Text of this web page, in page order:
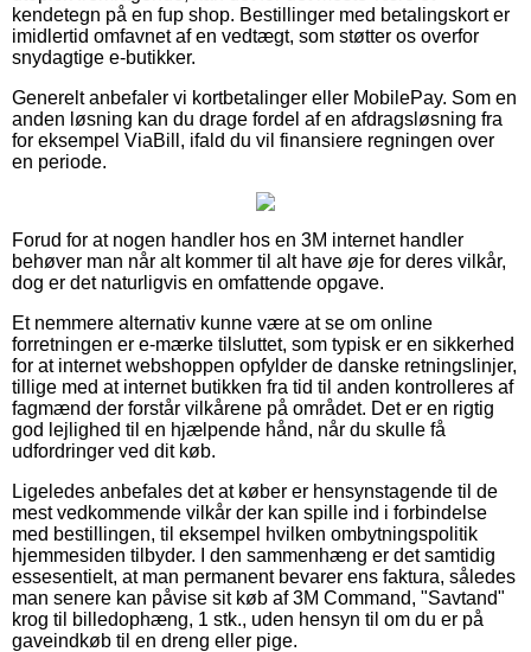
kendetegn på en fup shop. Bestillinger med betalingskort er
imidlertid omfavnet af en vedtægt, som støtter os overfor
snydagtige e-butikker.
Generelt anbefaler vi kortbetalinger eller MobilePay. Som en
anden løsning kan du drage fordel af en afdragsløsning fra
for eksempel ViaBill, ifald du vil finansiere regningen over
en periode.
Forud for at nogen handler hos en 3M internet handler
behøver man når alt kommer til alt have øje for deres vilkår,
dog er det naturligvis en omfattende opgave.
Et nemmere alternativ kunne være at se om online
forretningen er e-mærke tilsluttet, som typisk er en sikkerhed
for at internet webshoppen opfylder de danske retningslinjer,
tillige med at internet butikken fra tid til anden kontrolleres af
fagmænd der forstår vilkårene på området. Det er en rigtig
god lejlighed til en hjælpende hånd, når du skulle få
udfordringer ved dit køb.
Ligeledes anbefales det at køber er hensynstagende til de
mest vedkommende vilkår der kan spille ind i forbindelse
med bestillingen, til eksempel hvilken ombytningspolitik
hjemmesiden tilbyder. I den sammenhæng er det samtidig
essesentielt, at man permanent bevarer ens faktura, således
man senere kan påvise sit køb af 3M Command, "Savtand"
krog til billedophæng, 1 stk., uden hensyn til om du er på
gaveindkøb til en dreng eller pige.